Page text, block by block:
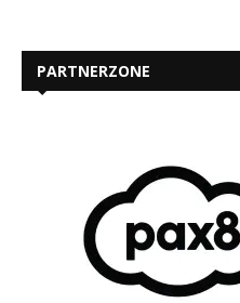
PARTNERZONE